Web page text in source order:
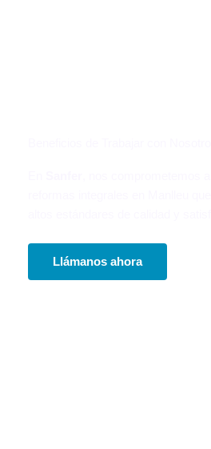
Llámanos ahora